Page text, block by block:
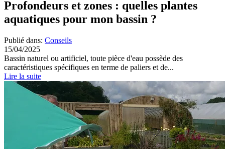
Profondeurs et zones : quelles plantes
aquatiques pour mon bassin ?
Publié dans: Conseils
15/04/2025
Bassin naturel ou artificiel, toute pièce d'eau possède des
caractéristiques spécifiques en terme de paliers et de...
Lire la suite